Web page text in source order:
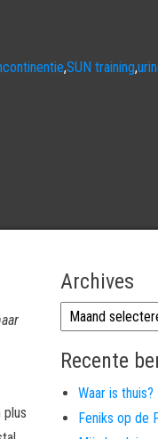
,SUN training,
Archives
Archives
Recente
Waar is thuis?
Feniks op de